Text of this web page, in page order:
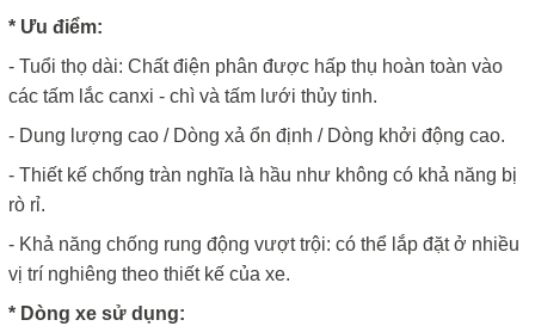
* Ưu điểm:
- Tuổi thọ dài: Chất điện phân được hấp thụ hoàn toàn vào
các tấm lắc canxi - chì và tấm lưới thủy tinh.
- Dung lượng cao / Dòng xả ổn định / Dòng khởi động cao.
- Thiết kế chống tràn nghĩa là hầu như không có khả năng bị
rò rỉ.
- Khả năng chống rung động vượt trội: có thể lắp đặt ở nhiều
vị trí nghiêng theo thiết kế của xe.
* Dòng xe sử dụng: